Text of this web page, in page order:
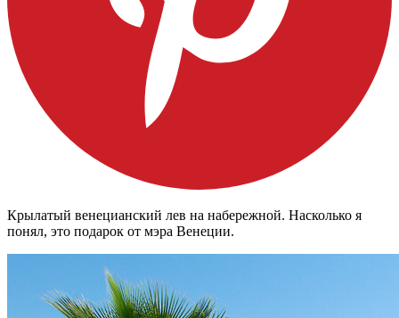
Крылатый венецианский лев на набережной. Насколько я
понял, это подарок от мэра Венеции.